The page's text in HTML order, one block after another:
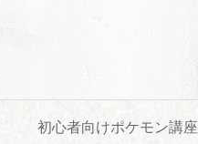
初心者向けポケモン講座